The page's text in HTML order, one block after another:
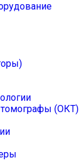
томографы (ОКТ)